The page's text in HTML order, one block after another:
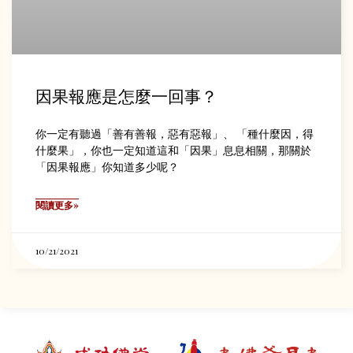
因果報應是怎麼一回事？
你一定有聽過「善有善報，惡有惡報」、 「種什麼因，得
什麼果」，你也一定知道這和「因果」息息相關，那關於
「因果報應」你知道多少呢？
閱讀更多»
10/21/2021